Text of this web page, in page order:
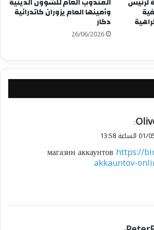
وأمينها العام يزوران كاتدرائية
دكار
26/06/2026
:
13:58
магазин аккаунтов https://
akkauntov-